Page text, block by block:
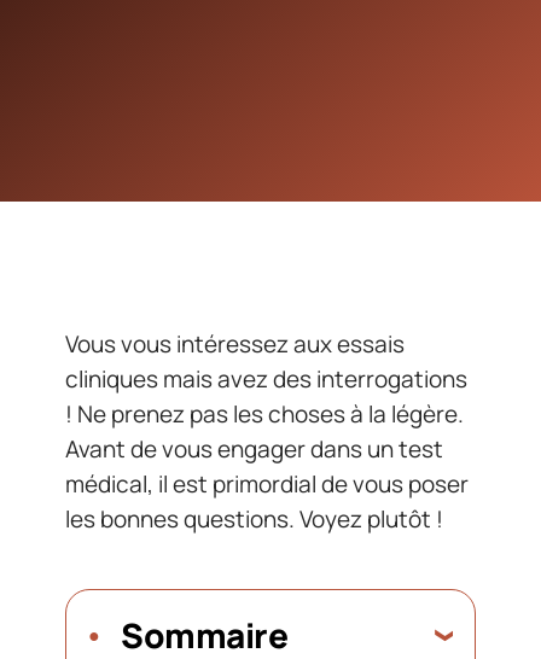
Vous vous intéressez aux essais
cliniques mais avez des interrogations
! Ne prenez pas les choses à la légère.
Avant de vous engager dans un test
médical, il est primordial de vous poser
les bonnes questions. Voyez plutôt !
Sommaire